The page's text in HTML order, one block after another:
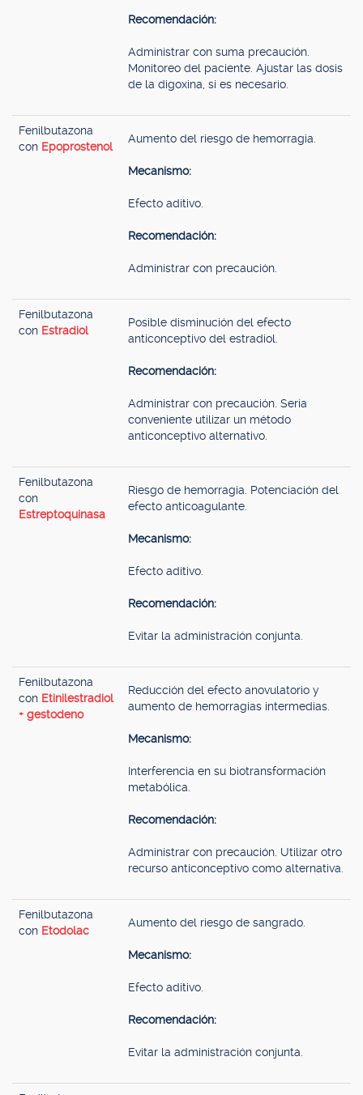
Recomendación:
Administrar con suma precaución.
Monitoreo del paciente. Ajustar las dosis
de la digoxina, si es necesario.
Fenilbutazona
con Epoprostenol
Aumento del riesgo de hemorragia.
Mecanismo:
Efecto aditivo.
Recomendación:
Administrar con precaución.
Fenilbutazona
con Estradiol
Posible disminución del efecto
anticonceptivo del estradiol.
Recomendación:
Administrar con precaución. Sería
conveniente utilizar un método
anticonceptivo alternativo.
Fenilbutazona
con
Estreptoquinasa
Riesgo de hemorragia. Potenciación del
efecto anticoagulante.
Mecanismo:
Efecto aditivo.
Recomendación:
Evitar la administración conjunta.
Fenilbutazona
con Etinilestradiol
+ gestodeno
Reducción del efecto anovulatorio y
aumento de hemorragias intermedias.
Mecanismo:
Interferencia en su biotransformación
metabólica.
Recomendación:
Administrar con precaución. Utilizar otro
recurso anticonceptivo como alternativa.
Fenilbutazona
con Etodolac
Aumento del riesgo de sangrado.
Mecanismo:
Efecto aditivo.
Recomendación:
Evitar la administración conjunta.